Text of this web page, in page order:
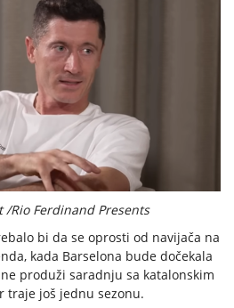
/Rio Ferdinand Presents
bi da se oprosti od navijača na
kada Barselona bude dočekala
produži saradnju sa katalonskim
traje još jednu sezonu.